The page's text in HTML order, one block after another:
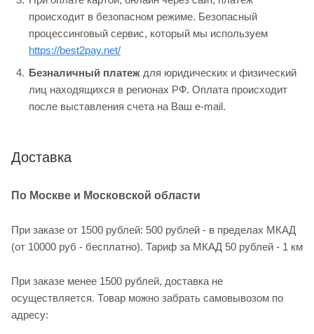
происходит в безопасном режиме. Безопасный
процессинговый сервис, который мы используем
https://best2pay.net/
Безналичный платеж для юридических и физический
лиц находящихся в регионах РФ. Оплата происходит
после выставления счета на Ваш e-mail.
Доставка
По Москве и Московской области
При заказе от 1500 рублей: 500 рублей - в пределах МКАД
(от 10000 руб - бесплатно). Тариф за МКАД 50 рублей - 1 км
При заказе менее 1500 рублей, доставка не
осуществляется. Товар можно забрать самовывозом по
адресу: